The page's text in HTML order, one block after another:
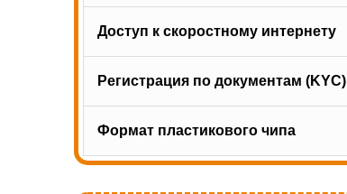
Доступ к скоростному интернету
Регистрация по документам (KYC)
Формат пластикового чипа